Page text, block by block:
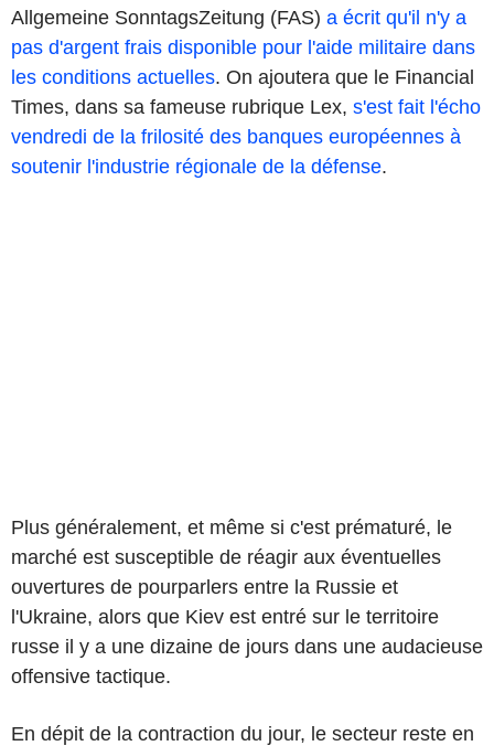
Allgemeine SonntagsZeitung (FAS) a écrit qu'il n'y a
pas d'argent frais disponible pour l'aide militaire dans
les conditions actuelles. On ajoutera que le Financial
Times, dans sa fameuse rubrique Lex, s'est fait l'écho
vendredi de la frilosité des banques européennes à
soutenir l'industrie régionale de la défense.
Plus généralement, et même si c'est prématuré, le
marché est susceptible de réagir aux éventuelles
ouvertures de pourparlers entre la Russie et
l'Ukraine, alors que Kiev est entré sur le territoire
russe il y a une dizaine de jours dans une audacieuse
offensive tactique.
En dépit de la contraction du jour, le secteur reste en